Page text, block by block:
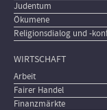
Judentum
Ökumene
Religionsdialog und -
WIRTSCHAFT
Arbeit
Fairer Handel
Finanzmärkte